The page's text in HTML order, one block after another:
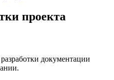
проекта
документации